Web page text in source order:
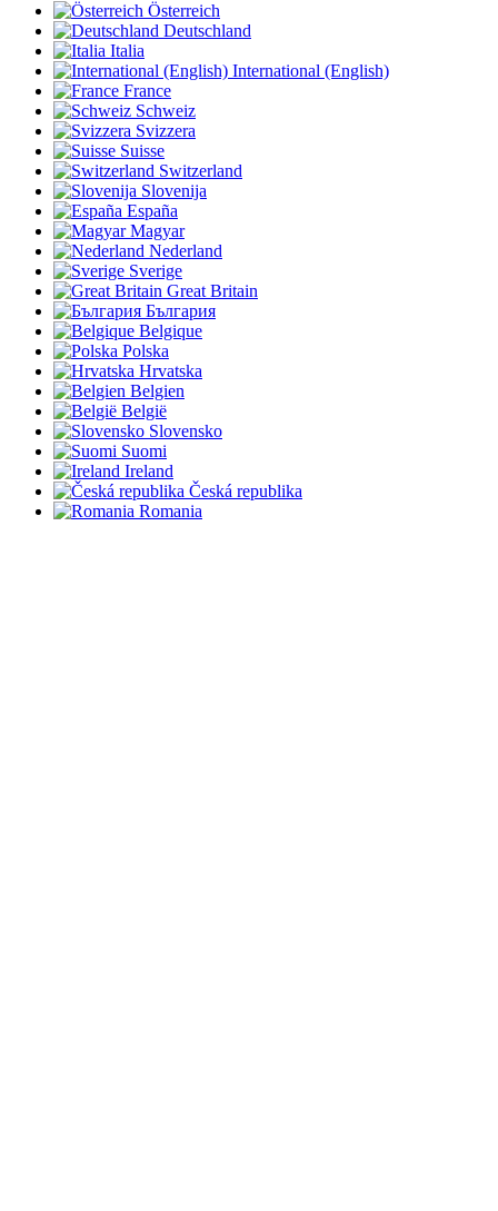
Österreich
Deutschland
Italia
International (English)
France
Schweiz
Svizzera
Suisse
Switzerland
Slovenija
España
Magyar
Nederland
Sverige
Great Britain
България
Belgique
Polska
Hrvatska
Belgien
België
Slovensko
Suomi
Ireland
Česká republika
Romania